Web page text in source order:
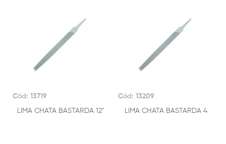
Cód: 13719
LIMA CHATA BASTARDA 12"
Cód: 13209
LIMA CHATA BASTARDA 4